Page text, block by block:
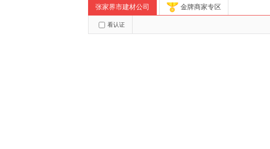
张家界市建材公司 金牌商家专区
看认证